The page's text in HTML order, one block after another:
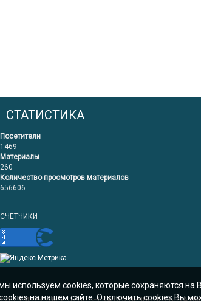
СТАТИСТИКА
Посетители
1469
Материалы
260
Количество просмотров материалов
656606
СЧЕТЧИКИ
используем cookies, которые сохраняются
на нашем сайте. Отключить cookies Вы